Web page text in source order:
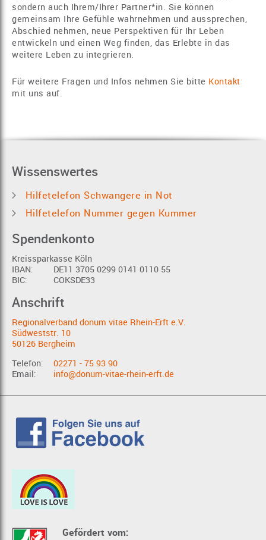
sondern auch Ihrem/Ihrer Partner*in. Sie können
gemeinsam Ihre Gefühle wahrnehmen und aussprechen,
Abschied nehmen, neue Perspektiven für Ihr Leben
entwickeln und einen Weg finden, das Erlebte in das
weitere Leben zu integrieren.
Für weitere Fragen und Infos nehmen Sie bitte Kontakt
mit uns auf.
Wissenswertes
Hilfetelefon Schwangere in Not
Hilfetelefon Nummer gegen Kummer
Spendenkonto
Kreissparkasse Köln
IBAN:
DE11 3705 0299 0141 0110 55
BIC:
COKSDE33
Anschrift
Regionalverband donum vitae Rhein-Erft e.V.
Südweststr. 10
50126 Bergheim
Telefon:
02271 - 75 93 90
Email:
info@donum-vitae-rhein-erft.de
Gefördert vom: